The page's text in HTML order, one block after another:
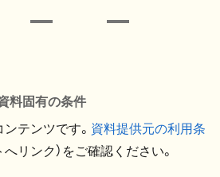
料固有の条件
テンツです。 資料提供元の利用条
へリンク）をご確認ください。